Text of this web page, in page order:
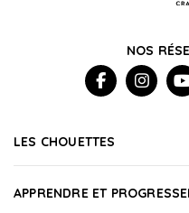
NOS
LES CHOUETTES
APPRENDRE ET